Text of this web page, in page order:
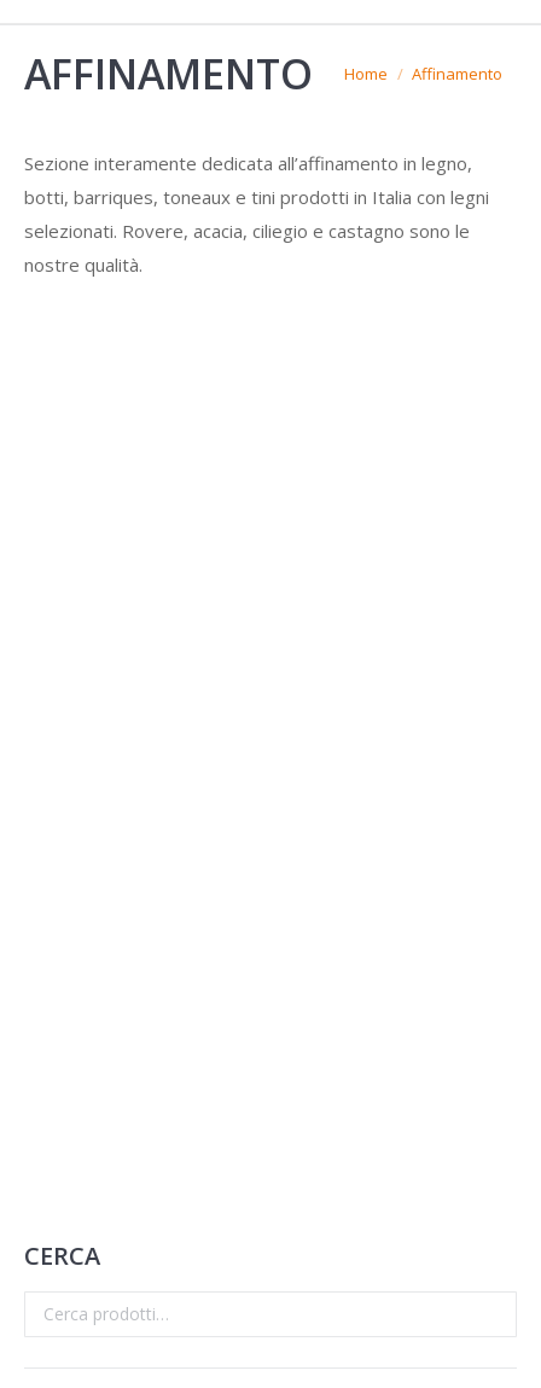
AFFINAMENTO You are here:
Home Affinamento
Sezione interamente dedicata all’affinamento in legno,
botti, barriques, toneaux e tini prodotti in Italia con legni
selezionati. Rovere, acacia, ciliegio e castagno sono le
nostre qualità.
CERCA